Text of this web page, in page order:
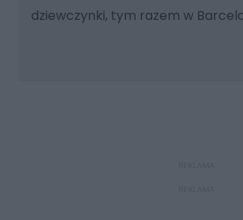
dziewczynki, tym razem w